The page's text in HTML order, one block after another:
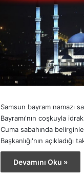
Samsun bayram namazı
Bayramı'nın coşkuyla
Cuma sabahında
Başkanlığı'nın açıkladığı
Devamını Oku »